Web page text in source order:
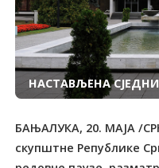
НАСТАВЉЕНА
БАЊАЛУКА, 20. МАЈА /
скупштне Републике